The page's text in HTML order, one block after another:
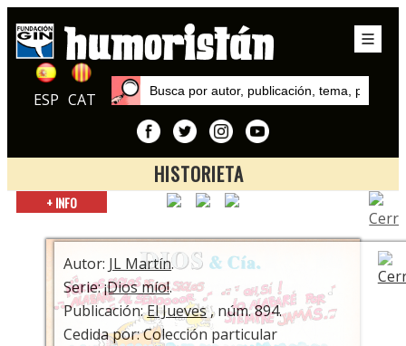
ESP CAT
HISTORIETA
Inicio
¡Dios mío!
+ INFO
Autor: JL Martín.
Serie:¡Dios mío!.
Publicación:El Jueves, núm. 894.
Cedida por: Colección particular